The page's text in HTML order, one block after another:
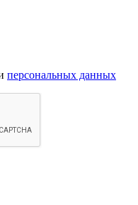
персональных данных